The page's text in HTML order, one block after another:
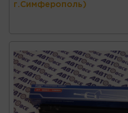
г.Симферополь)